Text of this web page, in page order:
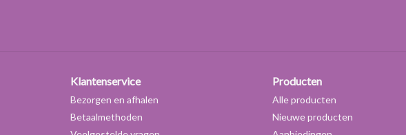
Klantenservice
Bezorgen en afhalen
Betaalmethoden
Producten
Alle producten
Nieuwe producten